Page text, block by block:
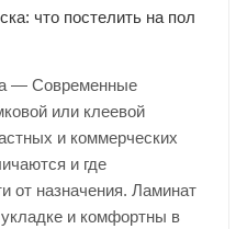
что постелить на пол
— Современные
или клеевой
и коммерческих
и где
от назначения. Ламинат
и комфортны в